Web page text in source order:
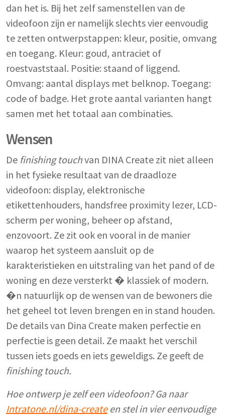
dan het is. Bij het zelf samenstellen van de
videofoon zijn er namelijk slechts vier eenvoudig
te zetten ontwerpstappen: kleur, positie, omvang
en toegang. Kleur: goud, antraciet of
roestvaststaal. Positie: staand of liggend.
Omvang: aantal displays met belknop. Toegang:
code of badge. Het grote aantal varianten hangt
samen met het totaal aan combinaties.
Wensen
De finishing touchvan DINA Create zit niet alleen
in het fysieke resultaat van de draadloze
videofoon: display, elektronische
etikettenhouders, handsfree proximity lezer, LCD-
scherm per woning, beheer op afstand,
enzovoort. Ze zit ook en vooral in de manier
waarop het systeem aansluit op de
karakteristieken en uitstraling van het pand of de
woning en deze versterkt � klassiek of modern.
�n natuurlijk op de wensen van de bewoners die
het geheel tot leven brengen en in stand houden.
De details van Dina Create maken perfectie en
perfectie is geen detail. Ze maakt het verschil
tussen iets goeds en iets geweldigs. Ze geeft de
finishing touch.
Hoe ontwerp je zelf een videofoon? Ga naar
Intratone.nl/dina-createen stel in vier eenvoudige